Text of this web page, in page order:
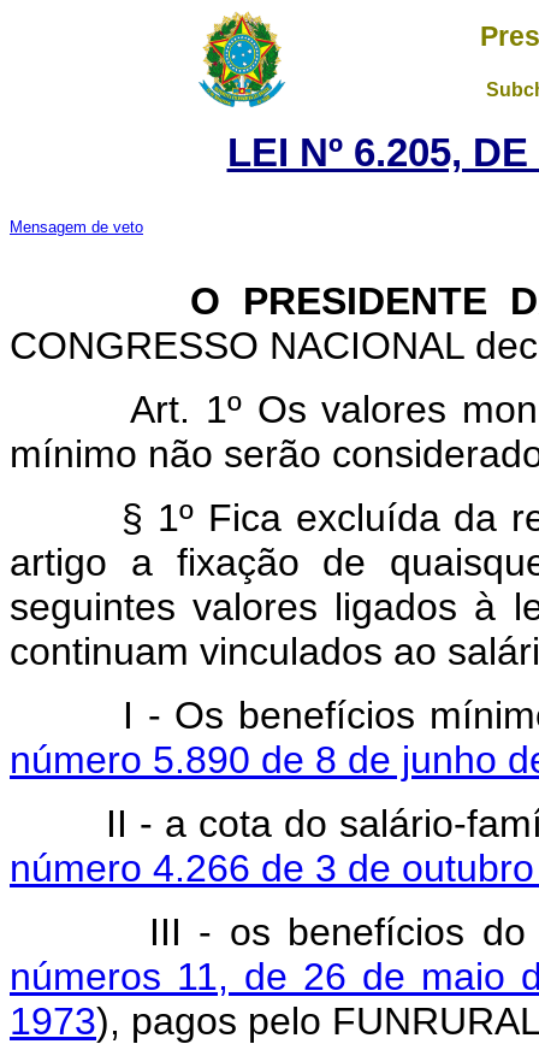
LEI Nº 6.205,
Mensagem de veto
O PRESIDENTE DA
CONGRESSO NACIONAL
Art. 1º Os valores
mínimo não serão
§ 1º Fica excluída da
artigo a fixação de
seguintes valores ligados à
continuam vinculados ao
I - Os benefícios
número 5.890 de 8 de junho
II - a cota do salário-
número 4.266 de 3 de
III - os benefícios do
números 11, de 26 de maio
1973), pagos pelo